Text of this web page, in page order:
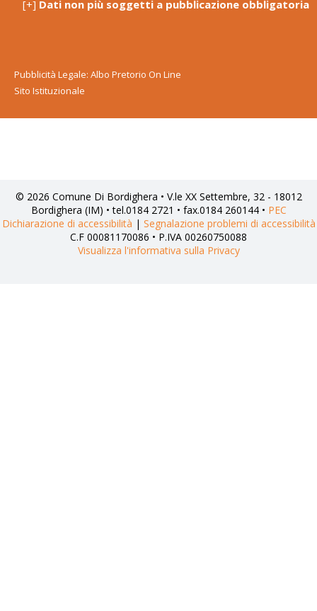
[+] Dati non più soggetti a pubblicazione obbligatoria
Pubblicità Legale: Albo Pretorio On Line
Sito Istituzionale
© 2026 Comune Di Bordighera • V.le XX Settembre, 32 - 18012
Bordighera (IM) • tel.0184 2721 • fax.0184 260144 • PEC
Dichiarazione di accessibilità | Segnalazione problemi di accessibilità
C.F 00081170086 • P.IVA 00260750088
Visualizza l'informativa sulla Privacy